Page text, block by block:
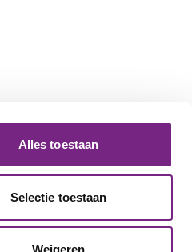
Alles toestaan
Selectie toestaan
Weigeren